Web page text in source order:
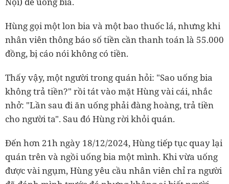
Hùng gọi một lon bia và một bao thuốc lá, nhưng khi
nhân viên thông báo số tiền cần thanh toán là 55.000
đồng, bị cáo nói không có tiền.
Thấy vậy, một người trong quán hỏi: "Sao uống bia
không trả tiền?" rồi tát vào mặt Hùng vài cái, nhắc
nhở: "Lần sau đi ăn uống phải đàng hoàng, trả tiền
cho người ta". Sau đó Hùng rời khỏi quán.
Đến hơn 21h ngày 18/12/2024, Hùng tiếp tục quay lại
quán trên và ngồi uống bia một mình. Khi vừa uống
được vài ngụm, Hùng yêu cầu nhân viên chỉ ra người